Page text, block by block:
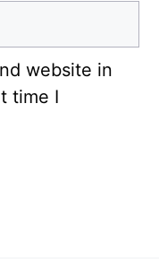
website in
time I